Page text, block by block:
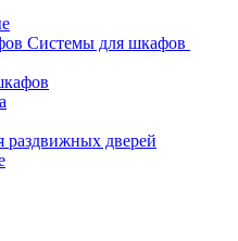
Системы для шкафов
раздвижных дверей